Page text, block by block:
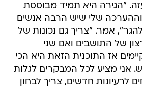
"הגירה היא תמיד מבוססת
שלי שיש הרבה אנשים
אמר. "צריך גם נכונות של
של התושבים ואם שני
אז התוכנית הזאת היא הכי
אני מציע לכל המבקרים לגלות
לרעיונות חדשים, צריך לבחון